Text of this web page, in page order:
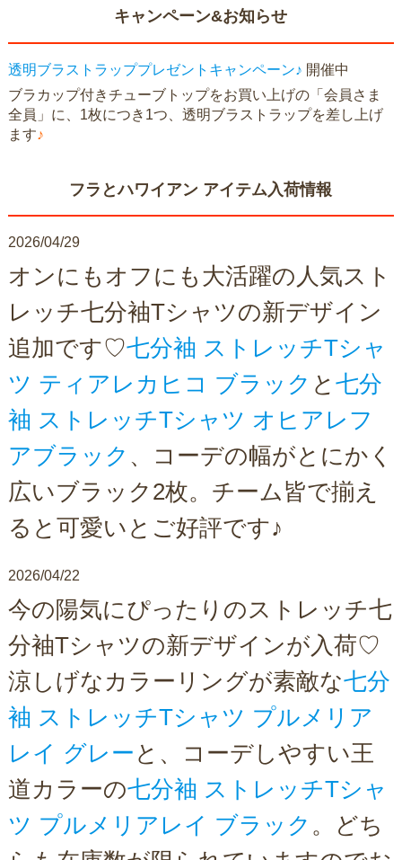
キャンペーン&お知らせ
透明ブラストラッププレゼントキャンペーン♪ 開催中
ブラカップ付きチューブトップをお買い上げの「会員さま
全員」に、1枚につき1つ、透明ブラストラップを差し上げ
ます♪
フラとハワイアン アイテム入荷情報
2026/04/29
オンにもオフにも大活躍の人気スト
レッチ七分袖Tシャツの新デザイン
追加です♡七分袖 ストレッチTシャ
ツ ティアレカヒコ ブラック と 七分
袖 ストレッチTシャツ オヒアレフ
アブラック 、コーデの幅がとにかく
広いブラック2枚。チーム皆で揃え
ると可愛いとご好評です♪
2026/04/22
今の陽気にぴったりのストレッチ七
分袖Tシャツの新デザインが入荷♡
涼しげなカラーリングが素敵な七分
袖 ストレッチTシャツ プルメリア
レイ グレー と、コーデしやすい王
道カラーの七分袖 ストレッチTシャ
ツ プルメリアレイ ブラック 。どち